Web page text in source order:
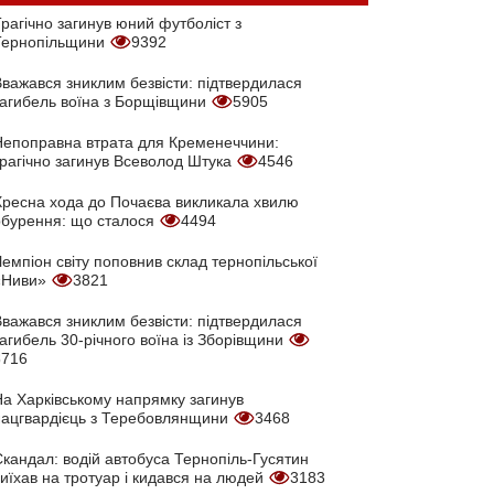
загинув юний футболіст з
9392
зниклим безвісти: підтвердилася
воїна з Борщівщини
5905
втрата для Кременеччини:
загинув Всеволод Штука
4546
хода до Почаєва викликала хвилю
що сталося
4494
світу поповнив склад тернопільської
3821
зниклим безвісти: підтвердилася
30-річного воїна із Зборівщини
Харківському напрямку загинув
з Теребовлянщини
3468
водій автобуса Тернопіль-Гусятин
на тротуар і кидався на людей
3183